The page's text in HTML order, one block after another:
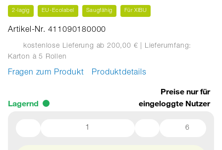
2-lagig EU-Ecolabel Saugfähig Für XIBU
Artikel-Nr. 411090180000
kostenlose Lieferung ab 200,00 € | Lieferumfang:
Karton à 5 Rollen
Fragen zum Produkt Produktdetails
Lagernd
Preise nur für
eingeloggte Nutzer
6